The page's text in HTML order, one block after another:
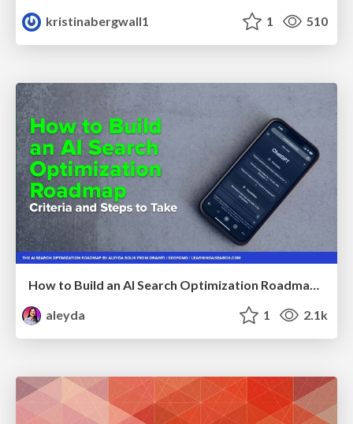
kristinabergwall1
1 510
How to Build an AI Search Optimization Roadmap - Criteria and Steps to Take #SEOIRL
aleyda
1 2.1k